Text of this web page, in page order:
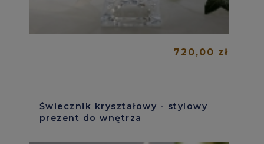
720,00 zł
Świecznik kryształowy - stylowy
prezent do wnętrza